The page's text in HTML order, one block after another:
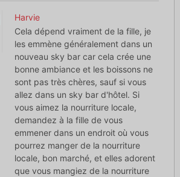
Harvie
Cela dépend vraiment de la fille, je
les emmène généralement dans un
nouveau sky bar car cela crée une
bonne ambiance et les boissons ne
sont pas très chères, sauf si vous
allez dans un sky bar d'hôtel. Si
vous aimez la nourriture locale,
demandez à la fille de vous
emmener dans un endroit où vous
pourrez manger de la nourriture
locale, bon marché, et elles adorent
que vous mangiez de la nourriture